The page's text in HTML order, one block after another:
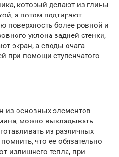
который делают из глины
а потом подтирают
поверхность более ровной и
уклона задней стенки,
экран, а своды очага
при помощи ступенчатого
из основных элементов
можно выкладывать
из различных
что ее обязательно
излишнего тепла, при